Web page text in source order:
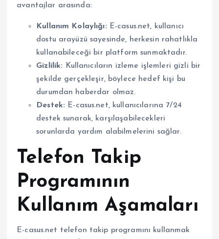
avantajlar arasında:
Kullanım Kolaylığı: E-casus.net, kullanıcı
dostu arayüzü sayesinde, herkesin rahatlıkla
kullanabileceği bir platform sunmaktadır.
Gizlilik: Kullanıcıların izleme işlemleri gizli bir
şekilde gerçekleşir, böylece hedef kişi bu
durumdan haberdar olmaz.
Destek: E-casus.net, kullanıcılarına 7/24
destek sunarak, karşılaşabilecekleri
sorunlarda yardım alabilmelerini sağlar.
Telefon Takip
Programının
Kullanım Aşamaları
E-casus.net telefon takip programını kullanmak